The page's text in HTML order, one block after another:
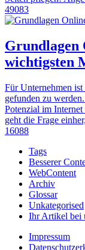
49083
Grundlagen
wichtigsten
Für Unternehmen
gefunden zu
Potenzial im
geht die Frage
16088
Tags
Besserer
WebContent
Archiv
Glossar
Unkategorised
Ihr Artikel bei
Impressum